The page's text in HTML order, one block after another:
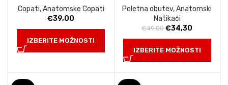
Copati,Anatomske Copati
€39,00
IZBERITE MOŽNOSTI
Poletna obutev,Anatomski
Natikači
€49,00 Izvirna
cena
je
€34,30
cena
je:
IZBERITE MOŽNOSTI